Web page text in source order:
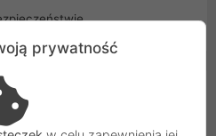
prywatność